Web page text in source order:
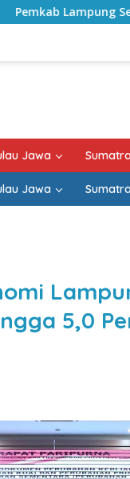
Selatan Mulai
Jawa
Jawa
5,0